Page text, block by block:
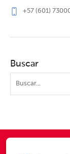
+57 (601)
Buscar